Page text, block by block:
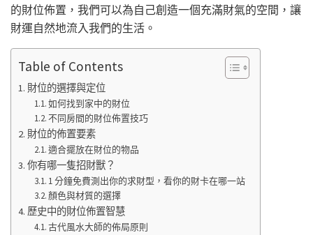
的財位佈置，我們可以為自己創造一個充滿財氣的空間，讓
財運自然地流入我們的生活。
Table of Contents
財位的選擇與定位
如何找到家中的財位
不同房間的財位佈置技巧
財位的佈置要素
適合擺放在財位的物品
你有哪一隻招財獸？
1 分鐘免費測出你的求財型，看你的財卡在哪一站
顏色與材質的選擇
歷史中的財位佈置智慧
古代風水大師的佈局原則